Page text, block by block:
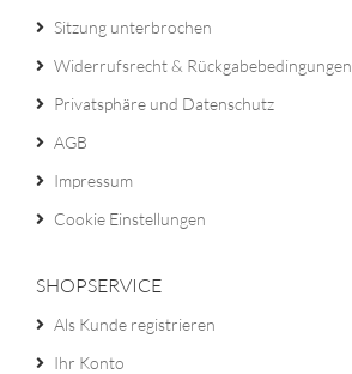
Sitzung unterbrochen
Widerrufsrecht & Rückgabebedingungen
Privatsphäre und Datenschutz
AGB
Impressum
Cookie Einstellungen
SHOPSERVICE
Als Kunde registrieren
Ihr Konto